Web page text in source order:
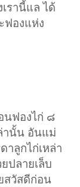
รานี้แล ได้
ฟองแห่ง
นฟองไก่ ๘
านั้น อันแม่
าลูกไก่เหล่า
ปลายเล็บ
สวัสดีก่อน